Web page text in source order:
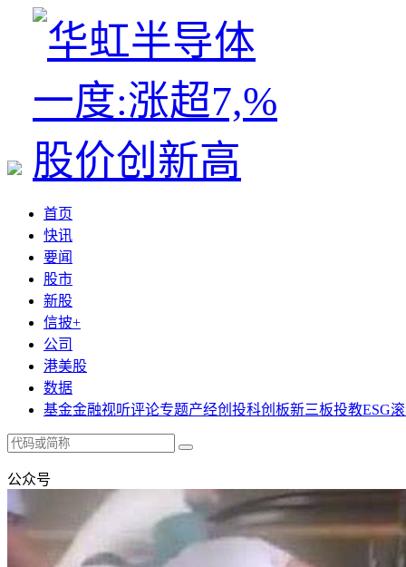
首页
快讯
要闻
股市
新股
信披+
公司
港美股
数据
基金金融视听评论专题产经创投科创板新三板投教ESG
公众号